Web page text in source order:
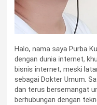
Halo, nama saya Purba
dengan dunia internet,
bisnis internet, meski
sebagai Dokter Umum.
dan terus bersemangat
berhubungan dengan